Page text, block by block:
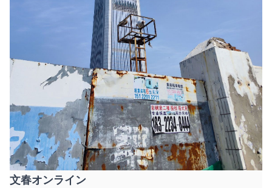
文春オンライン